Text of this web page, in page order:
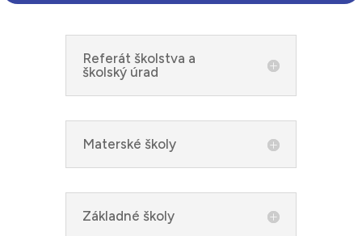
Referát školstva a
školský úrad
Materské školy
Základné školy